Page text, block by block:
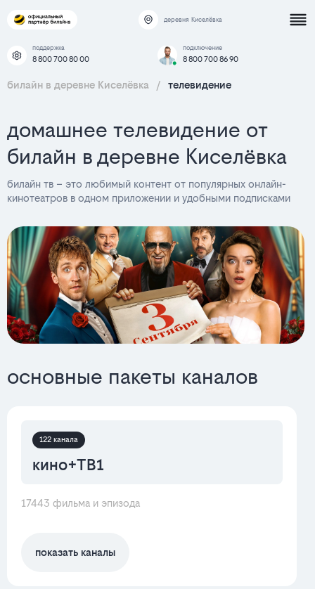
деревня Киселёвка
поддержка
8 800 700 80 00
подключение
8 800 700 86 90
билайн в деревне Киселёвка / телевидение
домашнее телевидение от
билайн в деревне Киселёвка
билайн тв – это любимый контент от популярных онлайн-
кинотеатров в одном приложении и удобными подписками
основные пакеты каналов
122 канала
кино+ТВ1
17443 фильма и эпизода
показать каналы